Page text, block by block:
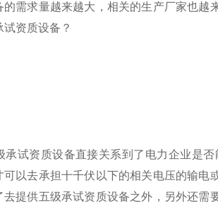
的需求量越来越大，相关的生产厂家也
试资质设备？
试资质设备直接关系到了电力企业是否
可以去承担十千伏以下的相关电压的输
去提供五级承试资质设备之外，另外还需